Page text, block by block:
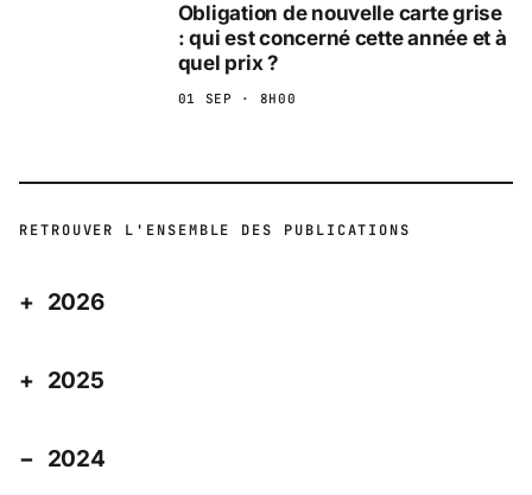
Obligation de nouvelle carte grise
: qui est concerné cette année et à
quel prix ?
01 SEP · 8H00
RETROUVER L'ENSEMBLE DES PUBLICATIONS
2026
2025
2024